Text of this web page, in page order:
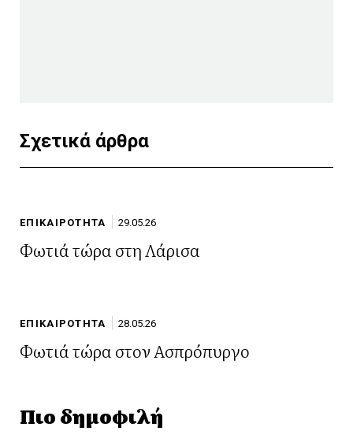
Σχετικά άρθρα
ΕΠΙΚΑΙΡΟΤΗΤΑ 29.05.26
Φωτιά τώρα στη Λάρισα
ΕΠΙΚΑΙΡΟΤΗΤΑ 28.05.26
Φωτιά τώρα στον Ασπρόπυργο
Πιο δημοφιλή